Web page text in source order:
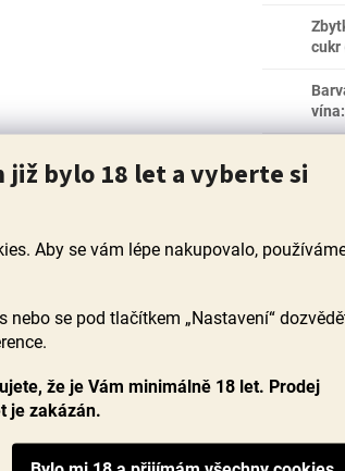
již bylo 18 let a vyberte si
Aby se vám lépe nakupovalo,
se pod tlačítkem „Nastavení“
že je Vám minimálně 18 let. Prodej
je zakázán.
cukr
vína: